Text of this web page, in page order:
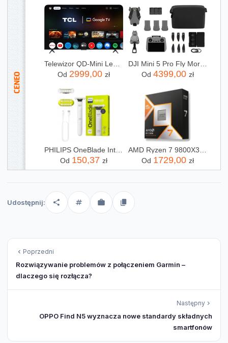
Telewizor QD-Mini Led TCL 65C69K 65 cali 4K UHD
Od 2999,00 zł
DJI Mini 5 Pro Fly More Combo (DJI RC2)
Od 4399,00 zł
PHILIPS OneBlade Intimate QP1924/22
Od 150,37 zł
AMD Ryzen 7 9800X3D 4,7GHz OEM
Od 1729,00 zł
Udostępnij:
Poprzedni
Rozwiązywanie problemów z połączeniem Garmin –
dlaczego się rozłącza?
Następny
OPPO Find N5 wyznacza nowe standardy składnych
smartfonów